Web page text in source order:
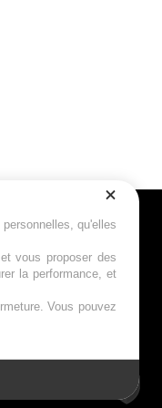
qu'elles
vous proposer des
la performance, et
Vous pouvez